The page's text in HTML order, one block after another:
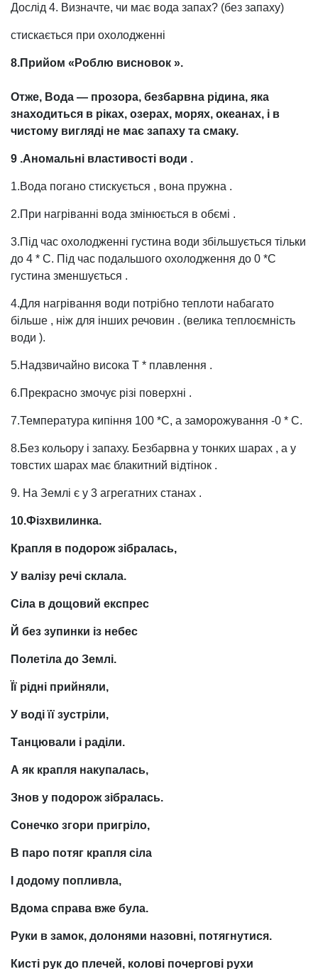
Дослід 4. Визначте, чи має вода запах? (без запаху)
стискається при охолодженні
8.Прийом «Роблю висновок ».
Отже, Вода — прозора, безбарвна рідина, яка
знаходиться в ріках, озерах, морях, океанах, і в
чистому вигляді не має запаху та смаку.
9 .Аномальні властивості води .
1.Вода погано стискується , вона пружна .
2.При нагріванні вода змінюється в обємі .
3.Під час охолодженні густина води збільшується тільки
до 4 * С. Під час подальшого охолодження до 0 *С
густина зменшується .
4.Для нагрівання води потрібно теплоти набагато
більше , ніж для інших речовин . (велика теплоємність
води ).
5.Надзвичайно висока Т * плавлення .
6.Прекрасно змочує різі поверхні .
7.Температура кипіння 100 *С, а заморожування -0 * С.
8.Без кольору і запаху. Безбарвна у тонких шарах , а у
товстих шарах має блакитний відтінок .
9. На Землі є у 3 агрегатних станах .
10.Фізхвилинка.
Крапля в подорож зібралась,
У валізу речі склала.
Сіла в дощовий експрес
Й без зупинки із небес
Полетіла до Землі.
Її рідні прийняли,
У воді її зустріли,
Танцювали і раділи.
А як крапля накупалась,
Знов у подорож зібралась.
Сонечко згори пригріло,
В паро потяг крапля сіла
І додому попливла,
Вдома справа вже була.
Руки в замок, долонями назовні, потягнутися.
Кисті рук до плечей, колові почергові рухи